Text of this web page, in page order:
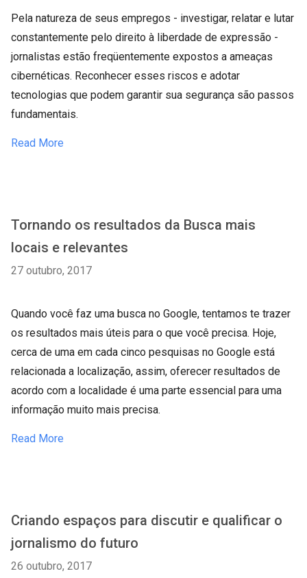
Pela natureza de seus empregos - investigar, relatar e lutar
constantemente pelo direito à liberdade de expressão -
jornalistas estão freqüentemente expostos a ameaças
cibernéticas. Reconhecer esses riscos e adotar
tecnologias que podem garantir sua segurança são passos
fundamentais.
Read More
Tornando os resultados da Busca mais
locais e relevantes
27 outubro, 2017
Quando você faz uma busca no Google, tentamos te trazer
os resultados mais úteis para o que você precisa. Hoje,
cerca de uma em cada cinco pesquisas no Google está
relacionada a localização, assim, oferecer resultados de
acordo com a localidade é uma parte essencial para uma
informação muito mais precisa.
Read More
Criando espaços para discutir e qualificar o
jornalismo do futuro
26 outubro, 2017